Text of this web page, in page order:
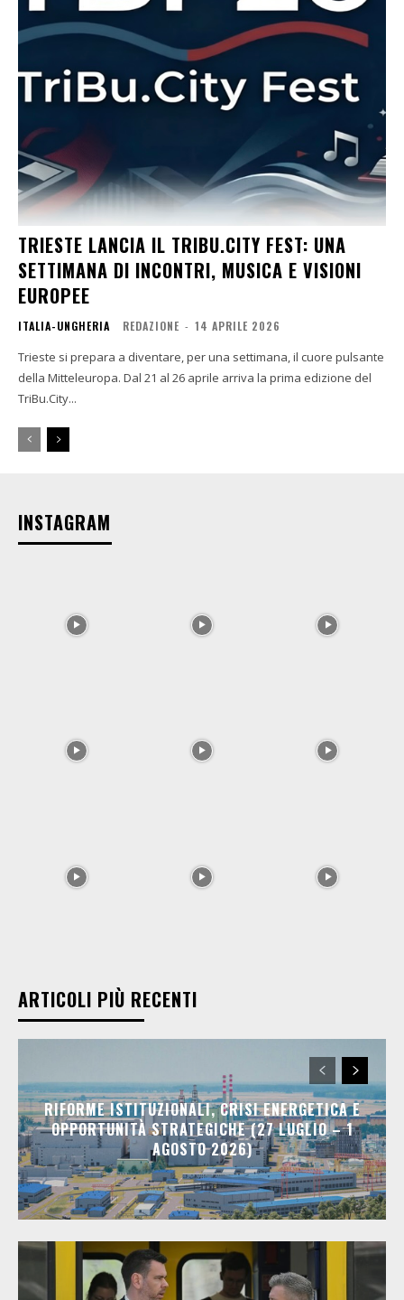
TRIESTE LANCIA IL TRIBU.CITY FEST: UNA
SETTIMANA DI INCONTRI, MUSICA E VISIONI
EUROPEE
ITALIA-UNGHERIA REDAZIONE - 14 APRILE 2026
Trieste si prepara a diventare, per una settimana, il cuore pulsante
della Mitteleuropa. Dal 21 al 26 aprile arriva la prima edizione del
TriBu.City...
INSTAGRAM
ARTICOLI PIÙ RECENTI
RIFORME ISTITUZIONALI, CRISI ENERGETICA E
OPPORTUNITÀ STRATEGICHE (27 LUGLIO – 1
AGOSTO 2026)